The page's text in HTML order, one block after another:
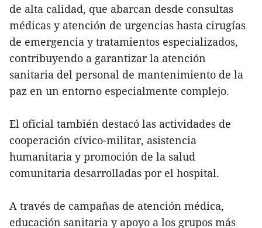
de alta calidad, que abarcan desde consultas
médicas y atención de urgencias hasta cirugías
de emergencia y tratamientos especializados,
contribuyendo a garantizar la atención
sanitaria del personal de mantenimiento de la
paz en un entorno especialmente complejo.
El oficial también destacó las actividades de
cooperación cívico-militar, asistencia
humanitaria y promoción de la salud
comunitaria desarrolladas por el hospital.
A través de campañas de atención médica,
educación sanitaria y apoyo a los grupos más